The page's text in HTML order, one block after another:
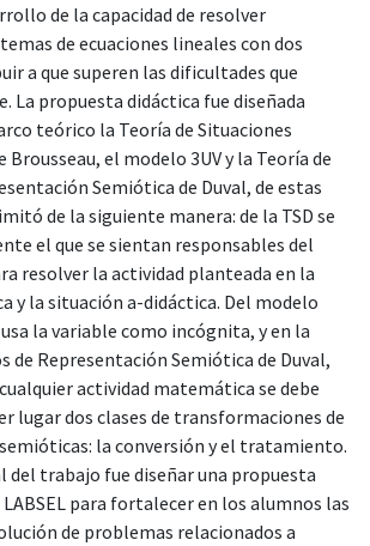
de la capacidad de resolver
de ecuaciones lineales con dos
a que superen las dificultades que
La propuesta didáctica fue diseñada
teórico la Teoría de Situaciones
Brousseau, el modelo 3UV y la Teoría de
Semiótica de Duval, de estas
de la siguiente manera: de la TSD se
el que se sientan responsables del
resolver la actividad planteada en la
y la situación a-didáctica. Del modelo
la variable como incógnita, y en la
de Representación Semiótica de Duval,
actividad matemática se debe
lugar dos clases de transformaciones de
la conversión y el tratamiento.
del trabajo fue diseñar una propuesta
para fortalecer en los alumnos las
de problemas relacionados a